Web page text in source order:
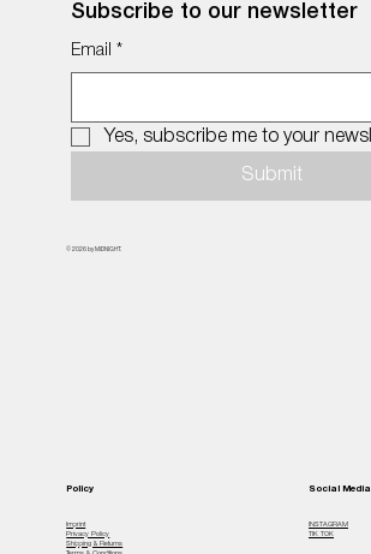
Subscribe to our newsletter
Email *
Yes, subscribe me to your
Submit
© 2026 by MiDNIGHT.
Policy
Imprint
Privacy Policy
Shipping & Returns
Social Media
INSTAGRAM
TIK TOK